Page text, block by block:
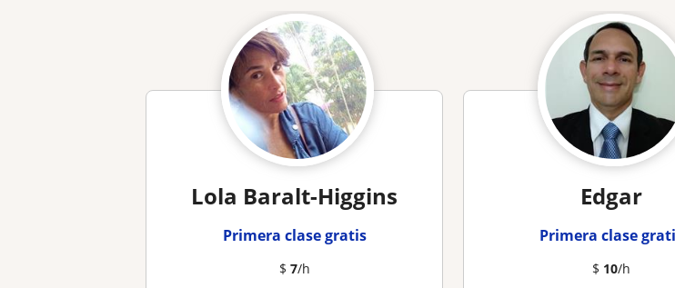
Lola Baralt-Higgins
Primera clase gratis
$ 7/h
Edgar
Primera clase
$ 10/h